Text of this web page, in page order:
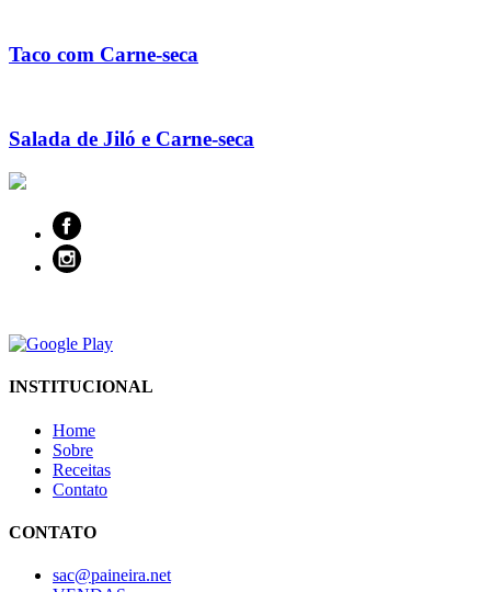
Taco com Carne-seca
Salada de Jiló e Carne-seca
INSTITUCIONAL
Home
Sobre
Receitas
Contato
CONTATO
sac@paineira.net